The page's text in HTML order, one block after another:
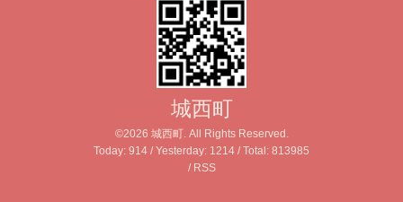
城西町
©2026 城西町. All Rights Reserved.
Today: 914 / Yesterday: 1214 / Total: 813985
/ RSS